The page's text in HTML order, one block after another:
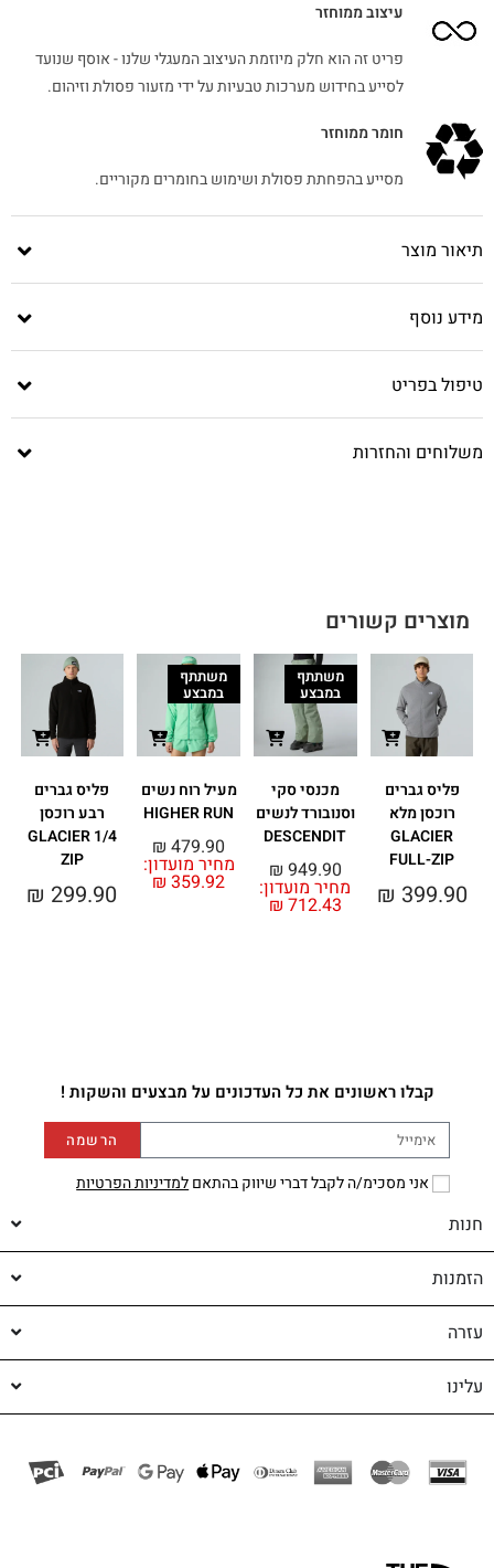
עיצוב ממוחזר
פריט זה הוא חלק מיוזמת העיצוב המעגלי שלנו - אוסף שנועד
לסייע בחידוש מערכות טבעיות על ידי מזעור פסולת וזיהום.
חומר ממוחזר
מסייע בהפחתת פסולת ושימוש בחומרים מקוריים.
תיאור מוצר
מידע נוסף
טיפול בפריט
משלוחים והחזרות
מוצרים קשורים
פליס גברים
רוכסן מלא
GLACIER
FULL-ZIP
₪ 399.90
משתתף
במבצע
מכנסי סקי
וסנובורד לנשים
DESCENDIT
מחיר מועדון:
₪ 712.43
₪ 949.90
משתתף
במבצע
מעיל רוח נשים
HIGHER RUN
מחיר מועדון:
₪ 359.92
₪ 479.90
פליס גברים
רבע רוכסן
GLACIER 1/4
ZIP
₪ 299.90
קבלו ראשונים את כל העדכונים על מבצעים והשקות !
אני מסכימ/ה לקבל דברי שיווק בהתאםלמדיניות הפרטיות
הרשמה
חנות
הזמנות
עזרה
עלינו